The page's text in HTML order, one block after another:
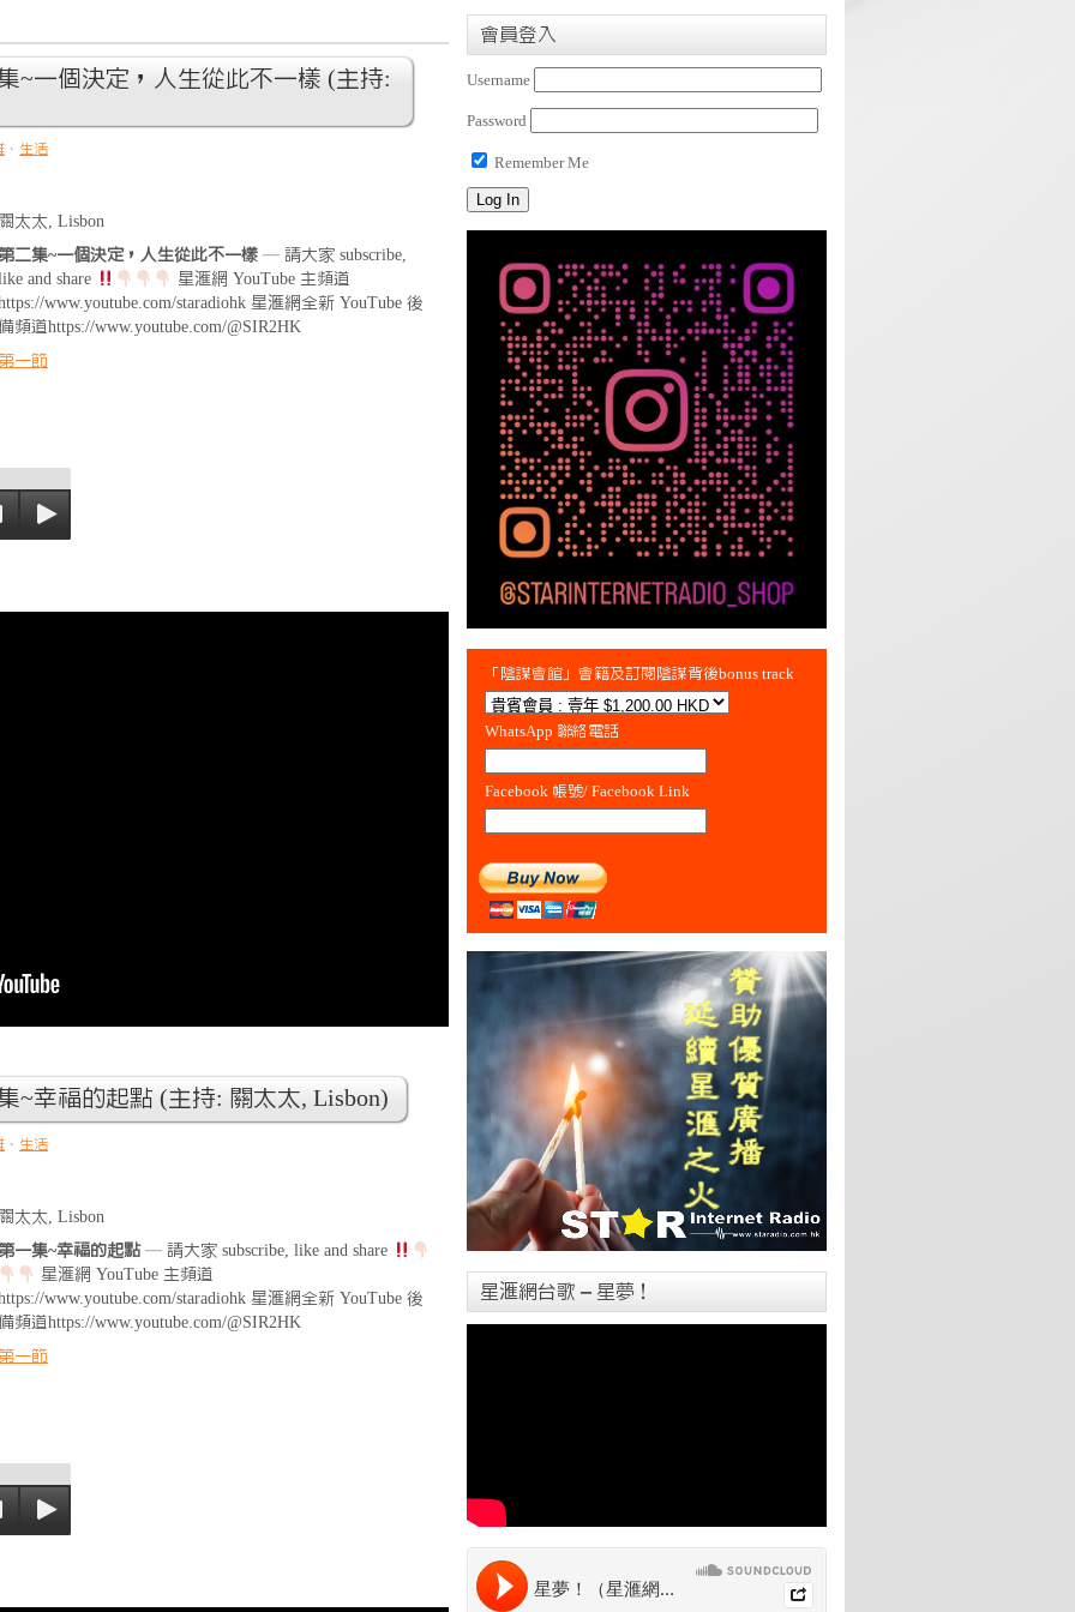
~一個決定，人生從此不一樣 (主持:
、 生活
太太, Lisbon
二集~一個決定，人生從此不一樣 — 請大家 subscribe,
and share
星滙網 YouTube 主頻道
www.youtube.com/staradiohk 星滙網全新 YouTube 後
頻道https://www.youtube.com/@SIR2HK
一節
~幸福的起點 (主持: 關太太, Lisbon)
、 生活
太太, Lisbon
一集~幸福的起點— 請大家 subscribe, like and share
星滙網 YouTube 主頻道
www.youtube.com/staradiohk 星滙網全新 YouTube 後
頻道https://www.youtube.com/@SIR2HK
一節
會員登入
Username
Password
Remember Me
「陰謀會館」會籍及訂閱陰謀背後bonus track
WhatsApp 聯絡電話
Facebook 帳號/ Facebook Link
星滙網台歌 – 星夢！